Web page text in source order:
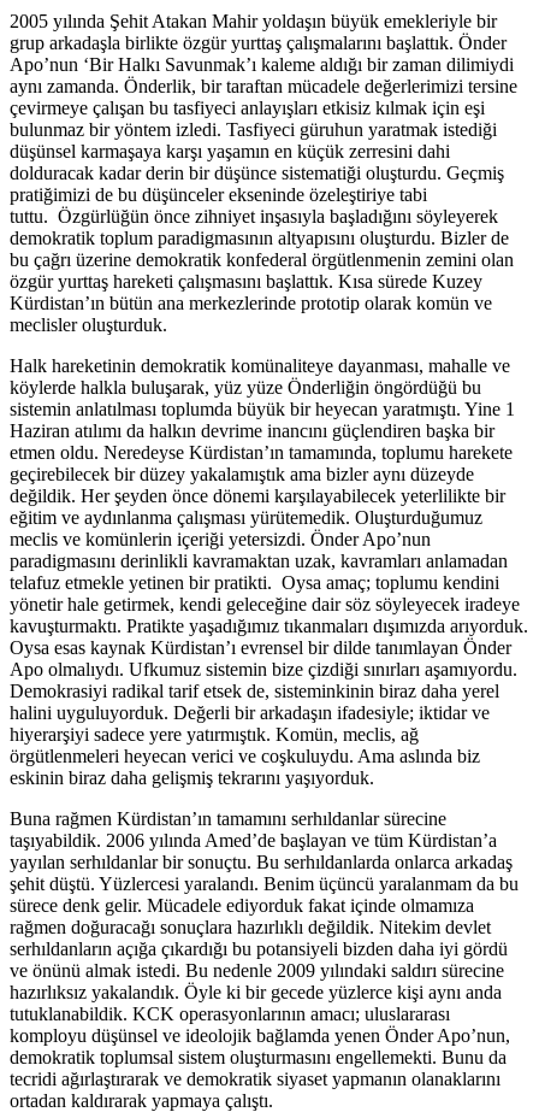
2005 yılında Şehit Atakan Mahir yoldaşın büyük emekleriyle bir
grup arkadaşla birlikte özgür yurttaş çalışmalarını başlattık. Önder
Apo’nun ‘Bir Halkı Savunmak’ı kaleme aldığı bir zaman dilimiydi
aynı zamanda. Önderlik, bir taraftan mücadele değerlerimizi tersine
çevirmeye çalışan bu tasfiyeci anlayışları etkisiz kılmak için eşi
bulunmaz bir yöntem izledi. Tasfiyeci güruhun yaratmak istediği
düşünsel karmaşaya karşı yaşamın en küçük zerresini dahi
dolduracak kadar derin bir düşünce sistematiği oluşturdu. Geçmiş
pratiğimizi de bu düşünceler ekseninde özeleştiriye tabi
tuttu. Özgürlüğün önce zihniyet inşasıyla başladığını söyleyerek
demokratik toplum paradigmasının altyapısını oluşturdu. Bizler de
bu çağrı üzerine demokratik konfederal örgütlenmenin zemini olan
özgür yurttaş hareketi çalışmasını başlattık. Kısa sürede Kuzey
Kürdistan’ın bütün ana merkezlerinde prototip olarak komün ve
meclisler oluşturduk.
Halk hareketinin demokratik komünaliteye dayanması, mahalle ve
köylerde halkla buluşarak, yüz yüze Önderliğin öngördüğü bu
sistemin anlatılması toplumda büyük bir heyecan yaratmıştı. Yine 1
Haziran atılımı da halkın devrime inancını güçlendiren başka bir
etmen oldu. Neredeyse Kürdistan’ın tamamında, toplumu harekete
geçirebilecek bir düzey yakalamıştık ama bizler aynı düzeyde
değildik. Her şeyden önce dönemi karşılayabilecek yeterlilikte bir
eğitim ve aydınlanma çalışması yürütemedik. Oluşturduğumuz
meclis ve komünlerin içeriği yetersizdi. Önder Apo’nun
paradigmasını derinlikli kavramaktan uzak, kavramları anlamadan
telafuz etmekle yetinen bir pratikti. Oysa amaç; toplumu kendini
yönetir hale getirmek, kendi geleceğine dair söz söyleyecek iradeye
kavuşturmaktı. Pratikte yaşadığımız tıkanmaları dışımızda arıyorduk.
Oysa esas kaynak Kürdistan’ı evrensel bir dilde tanımlayan Önder
Apo olmalıydı. Ufkumuz sistemin bize çizdiği sınırları aşamıyordu.
Demokrasiyi radikal tarif etsek de, sisteminkinin biraz daha yerel
halini uyguluyorduk. Değerli bir arkadaşın ifadesiyle; iktidar ve
hiyerarşiyi sadece yere yatırmıştık. Komün, meclis, ağ
örgütlenmeleri heyecan verici ve coşkuluydu. Ama aslında biz
eskinin biraz daha gelişmiş tekrarını yaşıyorduk.
Buna rağmen Kürdistan’ın tamamını serhıldanlar sürecine
taşıyabildik. 2006 yılında Amed’de başlayan ve tüm Kürdistan’a
yayılan serhıldanlar bir sonuçtu. Bu serhıldanlarda onlarca arkadaş
şehit düştü. Yüzlercesi yaralandı. Benim üçüncü yaralanmam da bu
sürece denk gelir. Mücadele ediyorduk fakat içinde olmamıza
rağmen doğuracağı sonuçlara hazırlıklı değildik. Nitekim devlet
serhıldanların açığa çıkardığı bu potansiyeli bizden daha iyi gördü
ve önünü almak istedi. Bu nedenle 2009 yılındaki saldırı sürecine
hazırlıksız yakalandık. Öyle ki bir gecede yüzlerce kişi aynı anda
tutuklanabildik. KCK operasyonlarının amacı; uluslararası
komployu düşünsel ve ideolojik bağlamda yenen Önder Apo’nun,
demokratik toplumsal sistem oluşturmasını engellemekti. Bunu da
tecridi ağırlaştırarak ve demokratik siyaset yapmanın olanaklarını
ortadan kaldırarak yapmaya çalıştı.